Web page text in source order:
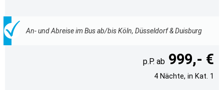
An- und Abreise im Bus ab/bis Köln, Düsseldorf & Duisburg
999,- €
4 Nächte, in Kat. 1